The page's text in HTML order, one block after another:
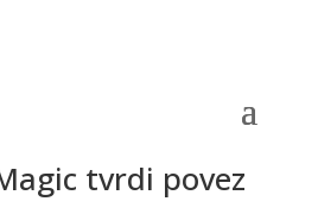
tvrdi povez